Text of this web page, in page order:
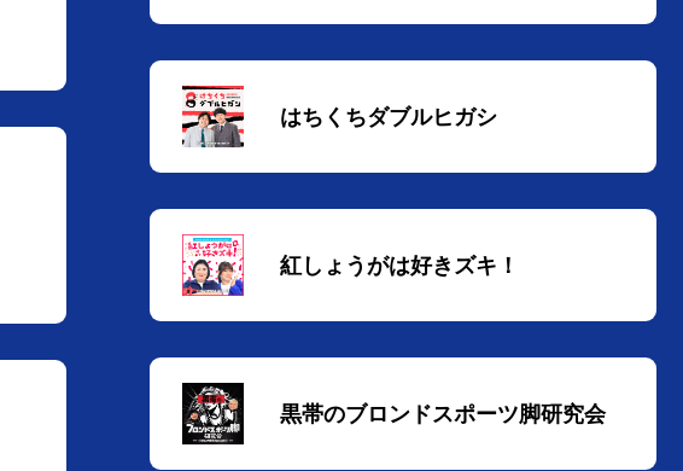
はちくちダブルヒガシ
紅しょうがは好きズキ！
黒帯のブロンドスポーツ脚研究会